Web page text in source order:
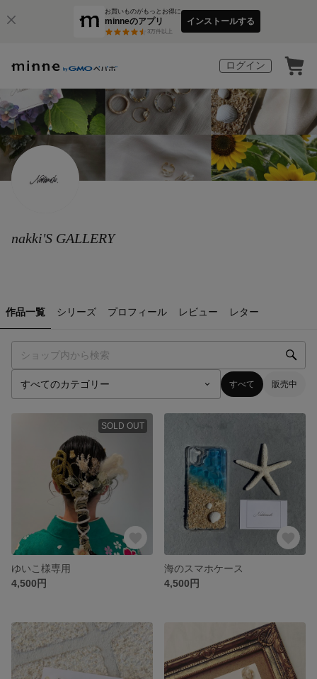
お買いものがもっとお得に
minneのアプリ
3万件以上
インストールする
ログイン
nakki'S GALLERY
作品一覧 シリーズ プロフィール レビュー レター
すべて 販売中
SOLD OUT
ゆいこ様専用
4,500円
海のスマホケース
4,500円